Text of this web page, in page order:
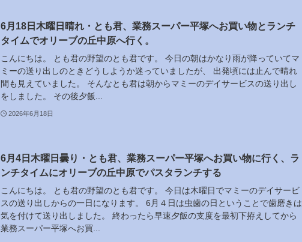
6月18日木曜日晴れ・とも君、業務スーパー平塚へお買い物とランチ
タイムでオリーブの丘中原へ行く。
こんにちは。 とも君の野望のとも君です。 今日の朝はかなり雨が降っていてマ
ミーの送り出しのときどうしようか迷っていましたが、 出発頃には止んで晴れ
間も見えていました。 そんなとも君は朝からマミーのデイサービスの送り出し
をしました。 その後夕飯...
2026年6月18日
6月4日木曜日曇り・とも君、業務スーパー平塚へお買い物に行く、ラ
ンチタイムにオリーブの丘中原でパスタランチする
こんにちは。 とも君の野望のとも君です。 今日は木曜日でマミーのデイサービ
スの送り出しからの一日になります。 6月４日は虫歯の日ということで歯磨きは
気を付けて送り出しました。 終わったら早速夕飯の支度を最初下拵えしてから
業務スーパー平塚へお買...